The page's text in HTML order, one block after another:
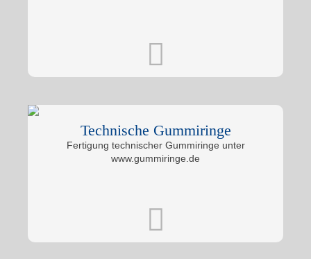
Technische Gummiringe
Fertigung technischer Gummiringe unter
www.gummiringe.de